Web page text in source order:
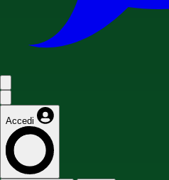
Accedi